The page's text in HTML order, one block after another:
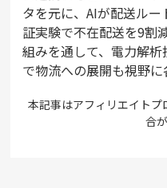
タを元に、AIが配送ル
証実験で不在配送を9割
組みを通して、電力解
で物流への展開も視野に
本記事はアフィリエイト
合